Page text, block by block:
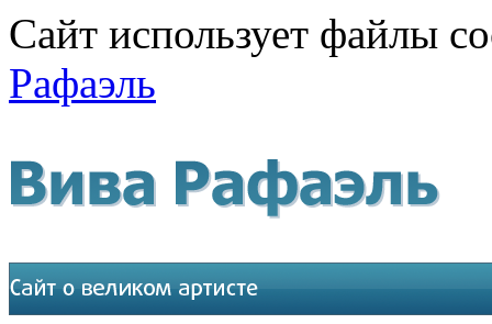
Сайт использует файлы
Рафаэль